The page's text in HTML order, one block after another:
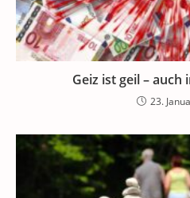
Geiz ist geil – auch
23.